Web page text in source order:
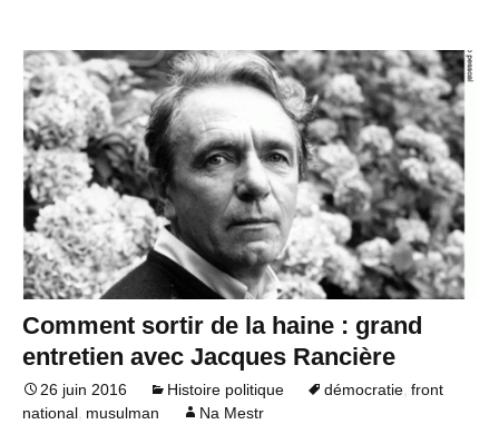
Comment sortir de la haine : grand
entretien avec Jacques Rancière
26 juin 2016 Histoire politique démocratie, front
national, musulman Na Mestr